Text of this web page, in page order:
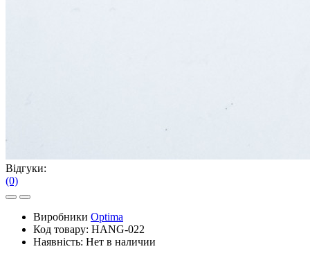
Відгуки:
(0)
Виробники Optima
Код товару: HANG-022
Наявність: Нет в наличии